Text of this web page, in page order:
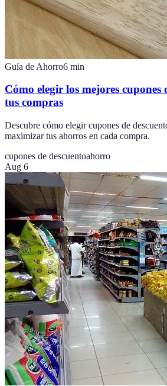
Guía de Ahorro6 min
Cómo elegir los mejores cupones
tus compras
Descubre cómo elegir cupones de
maximizar tus ahorros en cada compra.
cupones de descuentoahorro
Aug 6